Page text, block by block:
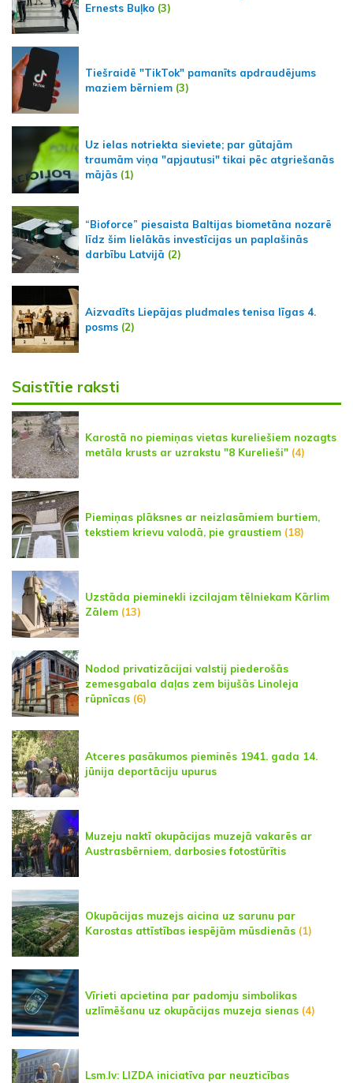
Ernests Buļko (3)
Tiešraidē "TikTok" pamanīts apdraudējums
maziem bērniem (3)
Uz ielas notriekta sieviete; par gūtajām
traumām viņa "apjautusi" tikai pēc atgriešanās
mājās (1)
“Bioforce” piesaista Baltijas biometāna nozarē
līdz šim lielākās investīcijas un paplašinās
darbību Latvijā (2)
Aizvadīts Liepājas pludmales tenisa līgas 4.
posms (2)
Saistītie raksti
Karostā no piemiņas vietas kureliešiem nozagts
metāla krusts ar uzrakstu "8 Kurelieši" (4)
Piemiņas plāksnes ar neizlasāmiem burtiem,
tekstiem krievu valodā, pie graustiem (18)
Uzstāda pieminekli izcilajam tēlniekam Kārlim
Zālem (13)
Nodod privatizācijai valstij piederošās
zemesgabala daļas zem bijušās Linoleja
rūpnīcas (6)
Atceres pasākumos pieminēs 1941. gada 14.
jūnija deportāciju upurus
Muzeju naktī okupācijas muzejā vakarēs ar
Austrasbērniem, darbosies fotostūrītis
Okupācijas muzejs aicina uz sarunu par
Karostas attīstības iespējām mūsdienās (1)
Vīrieti apcietina par padomju simbolikas
uzlīmēšanu uz okupācijas muzeja sienas (4)
Lsm.lv: LIZDA iniciatīva par neuzticības